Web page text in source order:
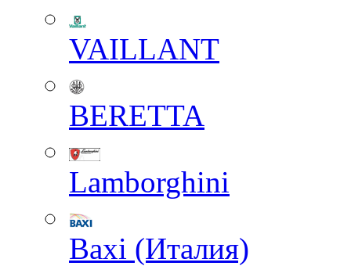
VAILLANT
BERETTA
Lamborghini
Baxi (Италия)